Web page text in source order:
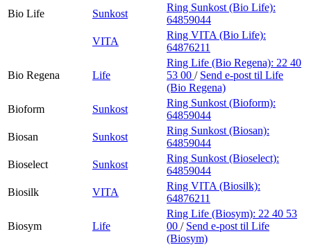
Bio Life
Sunkost
Ring Sunkost (Bio Life):
64859044
VITA
Ring VITA (Bio Life):
64876211
Bio Regena Life
Ring Life (Bio Regena): 22 40
53 00 / Send e-post til Life
(Bio Regena)
Bioform
Sunkost
Ring Sunkost (Bioform):
64859044
Biosan
Sunkost
Ring Sunkost (Biosan):
64859044
Bioselect
Sunkost
Ring Sunkost (Bioselect):
64859044
Biosilk
VITA
Ring VITA (Biosilk):
64876211
Biosym Life
Ring Life (Biosym): 22 40 53
00 / Send e-post til Life
(Biosym)